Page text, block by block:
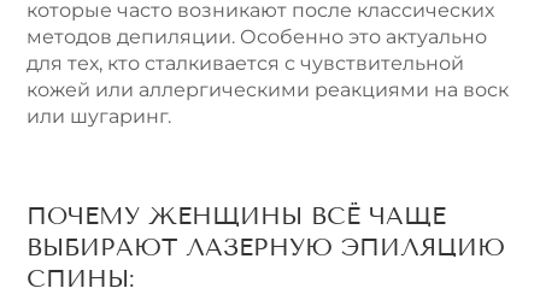
которые часто возникают после классических
методов депиляции. Особенно это актуально
для тех, кто сталкивается с чувствительной
кожей или аллергическими реакциями на воск
или шугаринг.
ПОЧЕМУ ЖЕНЩИНЫ ВСЁ ЧАЩЕ
ВЫБИРАЮТ ЛАЗЕРНУЮ ЭПИЛЯЦИЮ
СПИНЫ: